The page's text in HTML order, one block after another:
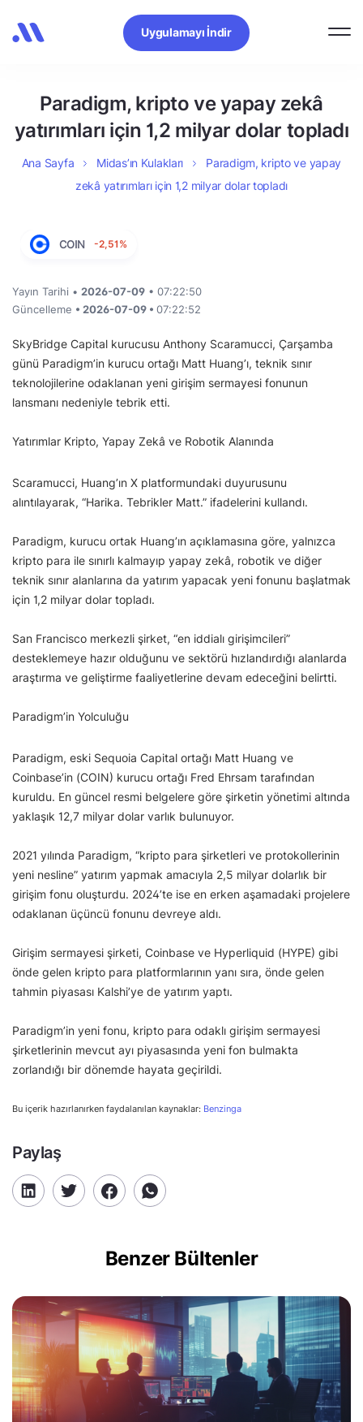
Uygulamayı İndir
Paradigm, kripto ve yapay zekâ
yatırımları için 1,2 milyar dolar topladı
Ana Sayfa Midas’ın Kulakları
Paradigm, kripto ve yapay
zekâ yatırımları için 1,2 milyar dolar topladı
COIN -2,51%
Yayın Tarihi • 2026-07-09 • 07:22:50
Güncelleme • 2026-07-09 • 07:22:52
SkyBridge Capital kurucusu Anthony Scaramucci, Çarşamba
günü Paradigm’in kurucu ortağı Matt Huang’ı, teknik sınır
teknolojilerine odaklanan yeni girişim sermayesi fonunun
lansmanı nedeniyle tebrik etti.
Yatırımlar Kripto, Yapay Zekâ ve Robotik Alanında
Scaramucci, Huang’ın X platformundaki duyurusunu
alıntılayarak, “Harika. Tebrikler Matt.” ifadelerini kullandı.
Paradigm, kurucu ortak Huang’ın açıklamasına göre, yalnızca
kripto para ile sınırlı kalmayıp yapay zekâ, robotik ve diğer
teknik sınır alanlarına da yatırım yapacak yeni fonunu başlatmak
için 1,2 milyar dolar topladı.
San Francisco merkezli şirket, “en iddialı girişimcileri”
desteklemeye hazır olduğunu ve sektörü hızlandırdığı alanlarda
araştırma ve geliştirme faaliyetlerine devam edeceğini belirtti.
Paradigm’in Yolculuğu
Paradigm, eski Sequoia Capital ortağı Matt Huang ve
Coinbase’in (COIN) kurucu ortağı Fred Ehrsam tarafından
kuruldu. En güncel resmi belgelere göre şirketin yönetimi altında
yaklaşık 12,7 milyar dolar varlık bulunuyor.
2021 yılında Paradigm, “kripto para şirketleri ve protokollerinin
yeni nesline” yatırım yapmak amacıyla 2,5 milyar dolarlık bir
girişim fonu oluşturdu. 2024’te ise en erken aşamadaki projelere
odaklanan üçüncü fonunu devreye aldı.
Girişim sermayesi şirketi, Coinbase ve Hyperliquid (HYPE) gibi
önde gelen kripto para platformlarının yanı sıra, önde gelen
tahmin piyasası Kalshi’ye de yatırım yaptı.
Paradigm’in yeni fonu, kripto para odaklı girişim sermayesi
şirketlerinin mevcut ayı piyasasında yeni fon bulmakta
zorlandığı bir dönemde hayata geçirildi.
Bu içerik hazırlanırken faydalanılan kaynaklar: Benzinga
Paylaş
Benzer Bültenler